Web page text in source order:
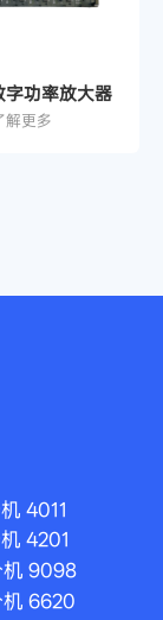
字功率放大器
解更多
4011
4201
9098
6620